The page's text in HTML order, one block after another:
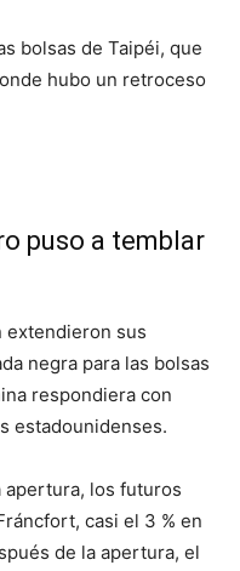
bolsas de Taipéi, que
hubo un retroceso
puso a temblar
extendieron sus
negra para las bolsas
respondiera con
estadounidenses.
apertura, los futuros
casi el 3 % en
de la apertura, el